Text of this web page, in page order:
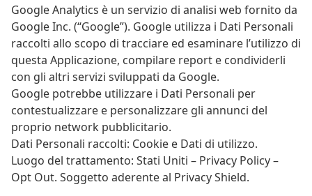
Google Analytics è un servizio di analisi web fornito da
Google Inc. (“Google”). Google utilizza i Dati Personali
raccolti allo scopo di tracciare ed esaminare l’utilizzo di
questa Applicazione, compilare report e condividerli
con gli altri servizi sviluppati da Google.
Google potrebbe utilizzare i Dati Personali per
contestualizzare e personalizzare gli annunci del
proprio network pubblicitario.
Dati Personali raccolti: Cookie e Dati di utilizzo.
Luogo del trattamento: Stati Uniti – Privacy Policy –
Opt Out. Soggetto aderente al Privacy Shield.